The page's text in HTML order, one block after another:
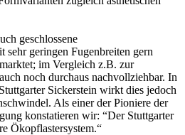
geschlossene
sehr geringen Fugenbreiten gern
im Vergleich z.B. zur
noch durchaus nachvollziehbar. In
Sickerstein wirkt dies jedoch
Als einer der Pioniere der
konstatieren wir: “Der Stuttgarter
Ökopflastersystem.“